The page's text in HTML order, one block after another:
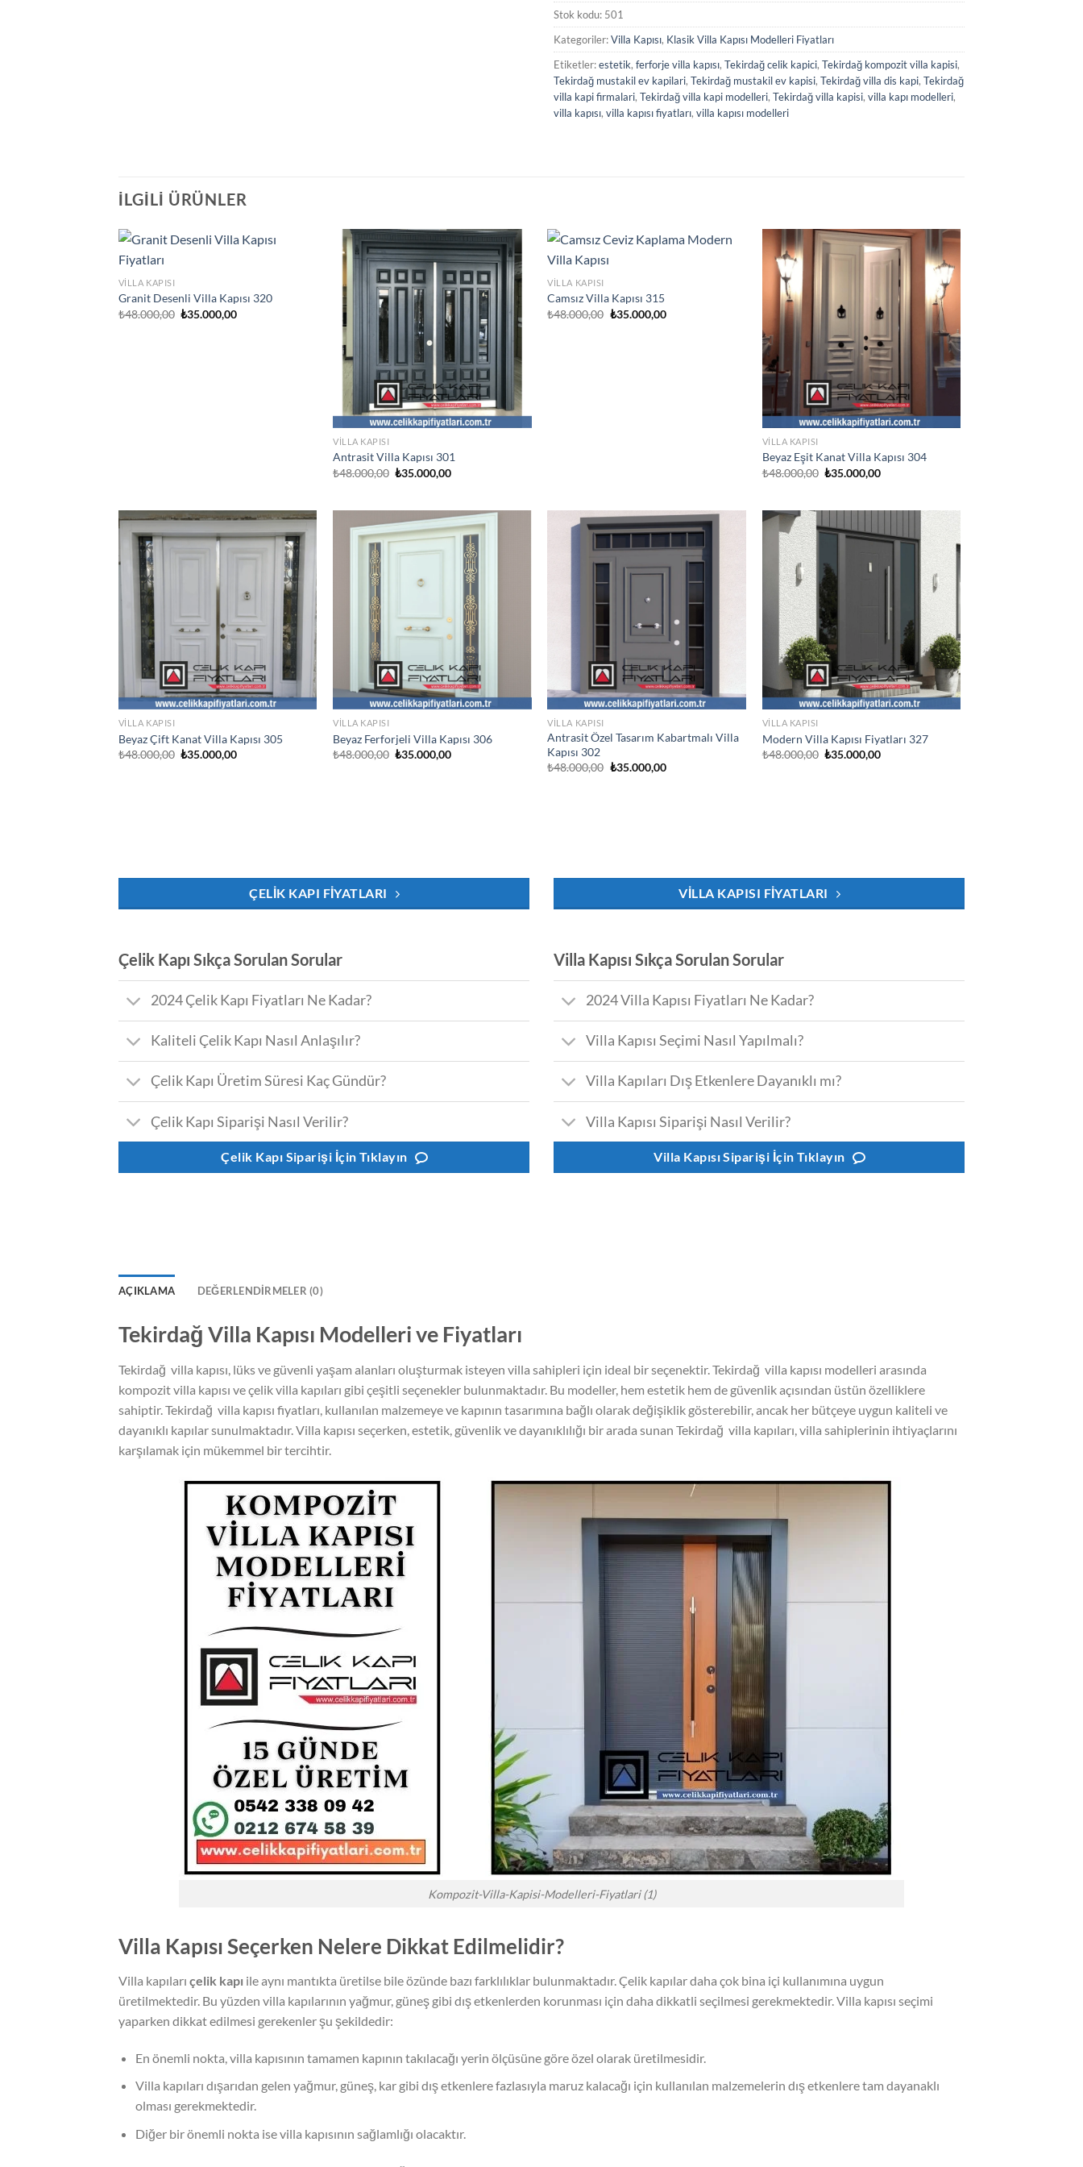
Stok kodu: 501
Kategoriler:Villa Kapısı, Klasik Villa Kapısı Modelleri Fiyatları
Etiketler:estetik, ferforje villa kapısı, Tekirdağ celik kapici, Tekirdağ kompozit villa kapisi,
Tekirdağ mustakil ev kapilari, Tekirdağ mustakil ev kapisi, Tekirdağ villa dis kapi, Tekirdağ
villa kapi firmalari, Tekirdağ villa kapi modelleri, Tekirdağ villa kapisi, villa kapı modelleri,
villa kapısı, villa kapısı fiyatları, villa kapısı modelleri
İLGILI ÜRÜNLER
VILLA KAPISI
Granit Desenli Villa Kapısı 320
₺48.000,00 Orijinal
₺35.000,00Şu
VILLA KAPISI
Antrasit Villa Kapısı 301
₺48.000,00 Orijinal
₺35.000,00Şu
VILLA KAPISI
Camsız Villa Kapısı 315
₺48.000,00 Orijinal
₺35.000,00Şu
VILLA KAPISI
Beyaz Eşit Kanat Villa Kapısı 304
₺48.000,00 Orijinal
₺35.000,00Şu
VILLA KAPISI
Beyaz Çift Kanat Villa Kapısı 305
₺48.000,00 Orijinal
₺35.000,00Şu
VILLA KAPISI
Beyaz Ferforjeli Villa Kapısı 306
₺48.000,00 Orijinal
₺35.000,00Şu
VILLA KAPISI
Antrasit Özel Tasarım Kabartmalı Villa
Kapısı 302
₺48.000,00 Orijinal
₺35.000,00Şu
VILLA KAPISI
Modern Villa Kapısı Fiyatları 327
₺48.000,00 Orijinal
₺35.000,00Şu
ÇELIK KAPI FIYATLARI VILLA KAPISI FIYATLARI
Çelik Kapı Sıkça Sorulan Sorular
2024 Çelik Kapı Fiyatları Ne Kadar?
Kaliteli Çelik Kapı Nasıl Anlaşılır?
Çelik Kapı Üretim Süresi Kaç Gündür?
Çelik Kapı Siparişi Nasıl Verilir?
Çelik Kapı Siparişi İçin Tıklayın
Villa Kapısı Sıkça Sorulan Sorular
2024 Villa Kapısı Fiyatları Ne Kadar?
Villa Kapısı Seçimi Nasıl Yapılmalı?
Villa Kapıları Dış Etkenlere Dayanıklı mı?
Villa Kapısı Siparişi Nasıl Verilir?
Villa Kapısı Siparişi İçin Tıklayın
AÇIKLAMA DEĞERLENDIRMELER (0)
Tekirdağ Villa Kapısı Modelleri ve Fiyatları
Tekirdağ villa kapısı, lüks ve güvenli yaşam alanları oluşturmak isteyen villa sahipleri için ideal bir seçenektir. Tekirdağ villa kapısı modelleri arasında
kompozit villa kapısı ve çelik villa kapıları gibi çeşitli seçenekler bulunmaktadır. Bu modeller, hem estetik hem de güvenlik açısından üstün özelliklere
sahiptir. Tekirdağ villa kapısı fiyatları, kullanılan malzemeye ve kapının tasarımına bağlı olarak değişiklik gösterebilir, ancak her bütçeye uygun kaliteli ve
dayanıklı kapılar sunulmaktadır. Villa kapısı seçerken, estetik, güvenlik ve dayanıklılığı bir arada sunan Tekirdağ villa kapıları, villa sahiplerinin ihtiyaçlarını
karşılamak için mükemmel bir tercihtir.
Kompozit-Villa-Kapisi-Modelleri-Fiyatlari (1)
Villa Kapısı Seçerken Nelere Dikkat Edilmelidir?
Villa kapıları çelik kapı ile aynı mantıkta üretilse bile özünde bazı farklılıklar bulunmaktadır. Çelik kapılar daha çok bina içi kullanımına uygun
üretilmektedir. Bu yüzden villa kapılarının yağmur, güneş gibi dış etkenlerden korunması için daha dikkatli seçilmesi gerekmektedir. Villa kapısı seçimi
yaparken dikkat edilmesi gerekenler şu şekildedir:
En önemli nokta, villa kapısının tamamen kapının takılacağı yerin ölçüsüne göre özel olarak üretilmesidir.
Villa kapıları dışarıdan gelen yağmur, güneş, kar gibi dış etkenlere fazlasıyla maruz kalacağı için kullanılan malzemelerin dış etkenlere tam dayanaklı
olması gerekmektedir.
Diğer bir önemli nokta ise villa kapısının sağlamlığı olacaktır.